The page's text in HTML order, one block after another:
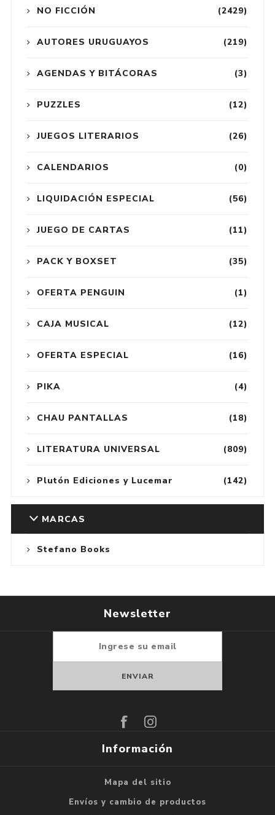
(2429)
NO FICCIÓN
(219)
AUTORES URUGUAYOS
(3)
AGENDAS Y BITÁCORAS
(12)
PUZZLES
(26)
JUEGOS LITERARIOS
(0)
CALENDARIOS
(56)
LIQUIDACIÓN ESPECIAL
(11)
JUEGO DE CARTAS
(35)
PACK Y BOXSET
(1)
OFERTA PENGUIN
(12)
CAJA MUSICAL
(16)
OFERTA ESPECIAL
(4)
PIKA
(18)
CHAU PANTALLAS
(809)
LITERATURA UNIVERSAL
(142)
Plutón Ediciones y Lucemar
MARCAS
Stefano Books
Newsletter
Información
Mapa del sitio
Envíos y cambio de productos